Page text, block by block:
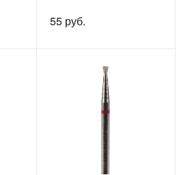
55 руб.